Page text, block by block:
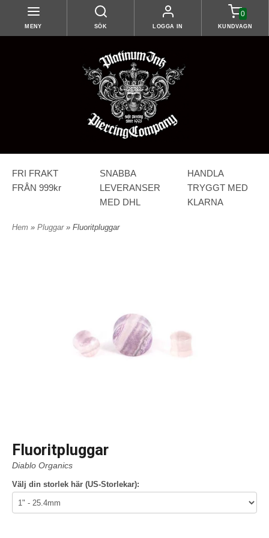
MENY SÖK LOGGA IN
0
KUNDVAGN
FRI FRAKT
FRÅN 999kr
SNABBA
LEVERANSER
MED DHL
HANDLA
TRYGGT MED
KLARNA
Hem » Pluggar » Fluoritpluggar
Fluoritpluggar
Diablo Organics
Välj din storlek här (US-Storlekar):